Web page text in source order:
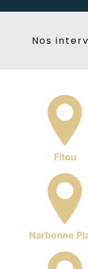
Nos
Fitou
Narbonne